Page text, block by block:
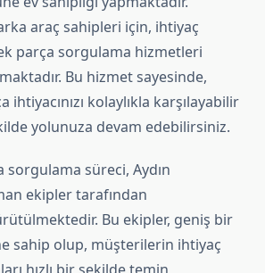
araç sahipleri için, ihtiyaç
parça sorgulama hizmetleri
Bu hizmet sayesinde,
ihtiyacınızı kolaylıkla karşılayabilir
yolunuza devam edebilirsiniz.
sorgulama süreci, Aydın
ekipler tarafından
Bu ekipler, geniş bir
sahip olup, müşterilerin ihtiyaç